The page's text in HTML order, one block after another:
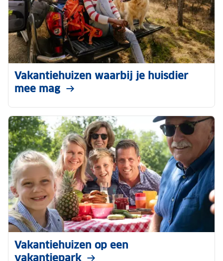
Vakantiehuizen waarbij je huisdier
mee mag
Vakantiehuizen op een
vakantiepark